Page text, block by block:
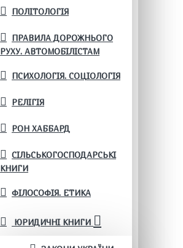
ПОЛІТОЛОГІЯ
ПРАВИЛА ДОРОЖНЬОГО
РУХУ. АВТОМОБІЛІСТАМ
ПСИХОЛОГІЯ. СОЦІОЛОГІЯ
РЕЛІГІЯ
РОН ХАББАРД
СІЛЬСЬКОГОСПОДАРСЬКІ
КНИГИ
ФІЛОСОФІЯ. ЕТИКА
ЮРИДИЧНІ КНИГИ